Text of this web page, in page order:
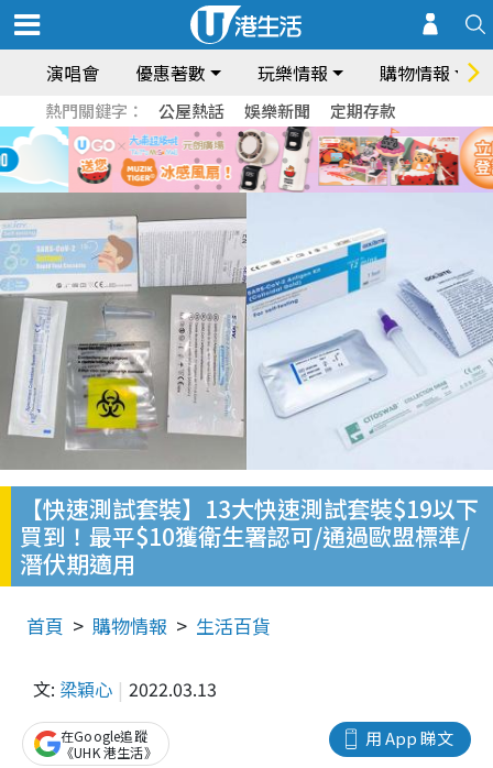
演唱會 優惠著數 玩樂情報 購物情報
熱門關鍵字： 公屋熱話 娛樂新聞 定期存款
【快速測試套裝】13大快速測試套裝$19以下
買到！最平$10獲衛生署認可/通過歐盟標準/
潛伏期適用
首頁 購物情報 生活百貨
文: 梁穎心 2022.03.13
用 App 睇文
在Google追蹤
《UHK 港生活》